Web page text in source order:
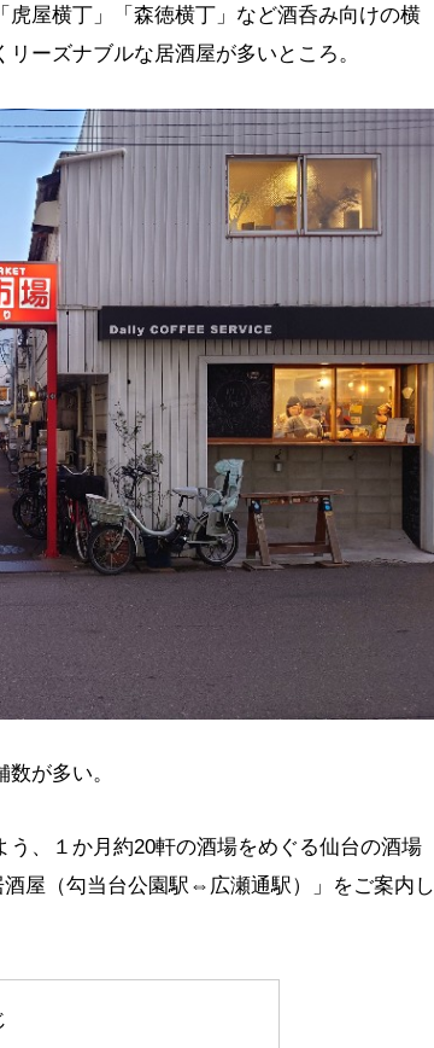
屋横丁」「森徳横丁」など酒呑み向けの横
ーズナブルな居酒屋が多いところ。
が多い。
、１か月約20軒の酒場をめぐる仙台の酒場
屋（勾当台公園駅⇔広瀬通駅）」をご案内し